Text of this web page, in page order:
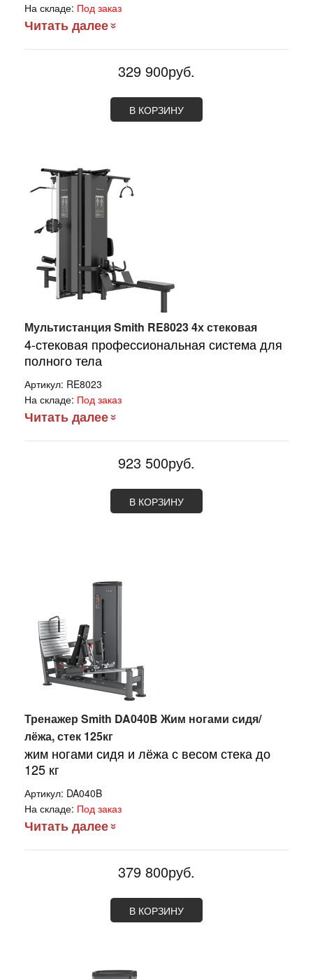
На складе: Под заказ
Читать далее
329 900руб.
В КОРЗИНУ
Мультистанция Smith RE8023 4х стековая
4-стековая профессиональная система для
полного тела
Артикул: RE8023
На складе: Под заказ
Читать далее
923 500руб.
В КОРЗИНУ
Тренажер Smith DA040B Жим ногами сидя/
лёжа, стек 125кг
жим ногами сидя и лёжа с весом стека до
125 кг
Артикул: DA040B
На складе: Под заказ
Читать далее
379 800руб.
В КОРЗИНУ